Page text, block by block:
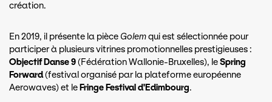
création.
En 2019, il présente la pièce Golemqui est sélectionnée pour
participer à plusieurs vitrines promotionnelles prestigieuses :
Objectif Danse 9(Fédération Wallonie-Bruxelles), leSpring
Forward(festival organisé par la plateforme européenne
Aerowaves) et le Fringe Festival d'Edimbourg.